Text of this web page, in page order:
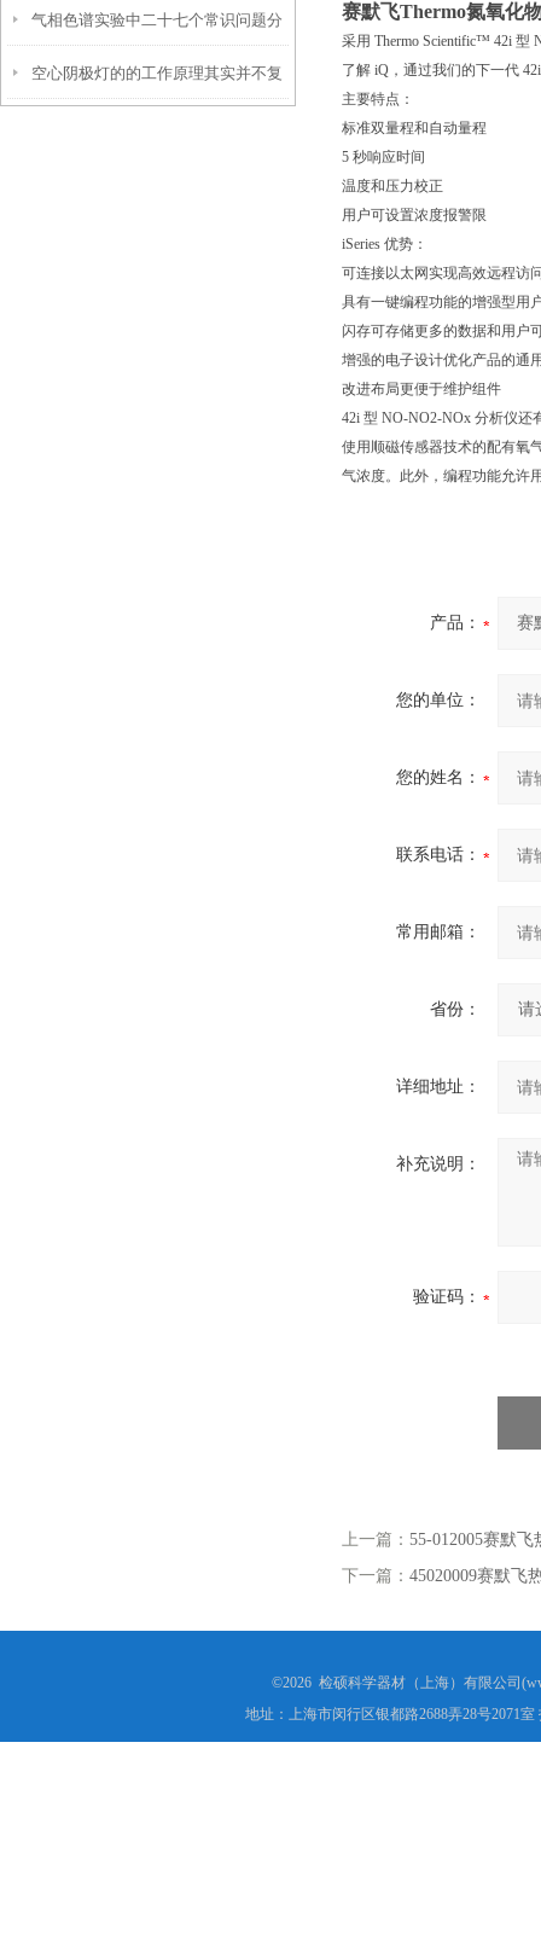
什么？
气相色谱实验中二十七个常识问题分
析
空心阴极灯的的工作原理其实并不复
赛默飞Thermo氮氧化
采用 Thermo Scientific™ 42i
了解 iQ，通过我们的下一代
主要特点：
标准双量程和自动量程
5 秒响应时间
温度和压力校正
用户可设置浓度报警限
iSeries 优势：
可连接以太网实现高效远程访
具有一键编程功能的增强型用
闪存可存储更多的数据和用户
增强的电子设计优化产品的通
改进布局更便于维护组件
42i 型 NO-NO2-NOx 分析仪还
使用顺磁传感器技术的配有氧
气浓度。此外，编程功能允许
产品：
您的单位：
您的姓名：
联系电话：
常用邮箱：
省份：
详细地址：
补充说明：
验证码：
上一篇： 55-012005赛默
下一篇： 45020009赛默飞
©2026 检硕科学器材（上海）有限公司
地址：上海市闵行区银都路2688弄28号2071室